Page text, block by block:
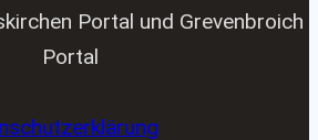
Portal und Grevenbroich
Portal